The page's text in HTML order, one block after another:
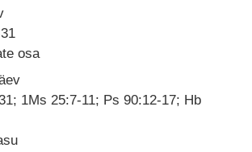
osa
1Ms 25:7-11; Ps 90:12-17; Hb